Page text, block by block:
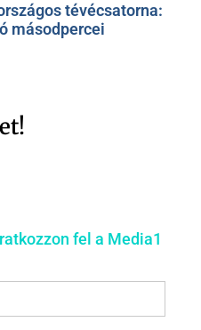
tévécsatorna:
másodpercei
fel a Media1